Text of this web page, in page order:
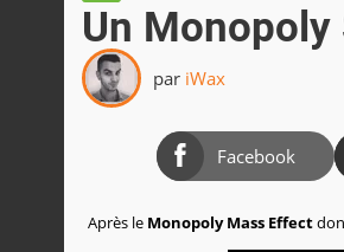
Un Monopoly
par iWax
Facebook
Après le Monopoly Mass Effect